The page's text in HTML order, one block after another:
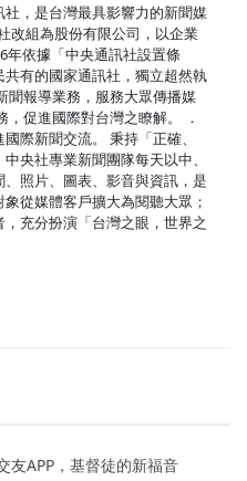
，是台灣最具影響力的新聞媒
改組為股份有限公司，以企業
年依據「中央通訊社設置條
有的國家通訊社，獨立超然執
聞報導業務，服務大眾傳播媒
促進國際對台灣之瞭解。 ．
際新聞交流。 秉持「正確、
央社專業新聞團隊每天以中、
照片、圖表、影音與資訊，是
從媒體客戶擴大為閱聽大眾；
充分扮演「台灣之眼，世界之
友APP，基督徒的新福音